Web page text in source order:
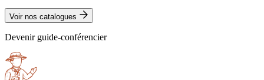
Voir nos catalogues
Devenir guide-conférencier